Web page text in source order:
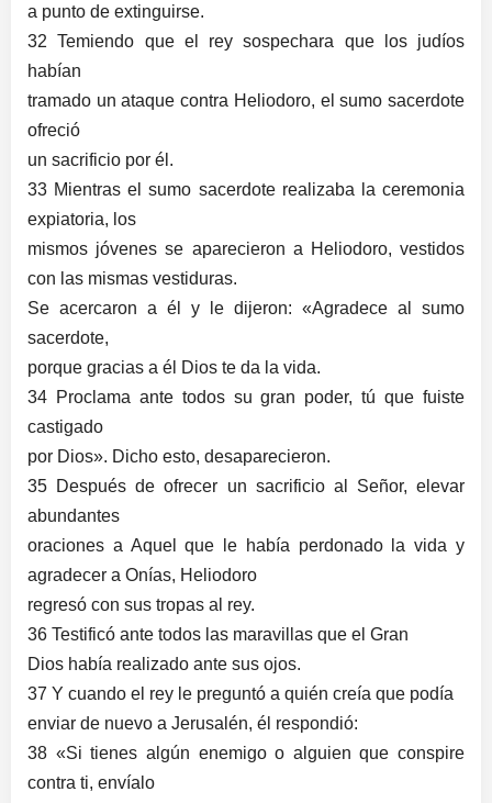
a punto de extinguirse.
32 Temiendo que el rey sospechara que los judíos
habían
tramado un ataque contra Heliodoro, el sumo sacerdote
ofreció
un sacrificio por él.
33 Mientras el sumo sacerdote realizaba la ceremonia
expiatoria, los
mismos jóvenes se aparecieron a Heliodoro, vestidos
con las mismas vestiduras.
Se acercaron a él y le dijeron: «Agradece al sumo
sacerdote,
porque gracias a él Dios te da la vida.
34 Proclama ante todos su gran poder, tú que fuiste
castigado
por Dios». Dicho esto, desaparecieron.
35 Después de ofrecer un sacrificio al Señor, elevar
abundantes
oraciones a Aquel que le había perdonado la vida y
agradecer a Onías, Heliodoro
regresó con sus tropas al rey.
36 Testificó ante todos las maravillas que el Gran
Dios había realizado ante sus ojos.
37 Y cuando el rey le preguntó a quién creía que podía
enviar de nuevo a Jerusalén, él respondió:
38 «Si tienes algún enemigo o alguien que conspire
contra ti, envíalo